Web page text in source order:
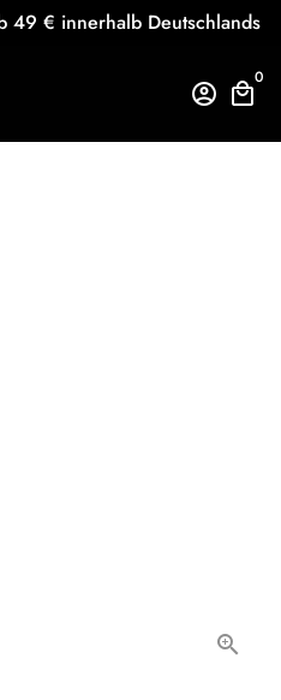
49 € innerhalb Deutschlands
account_circle local_mall
0